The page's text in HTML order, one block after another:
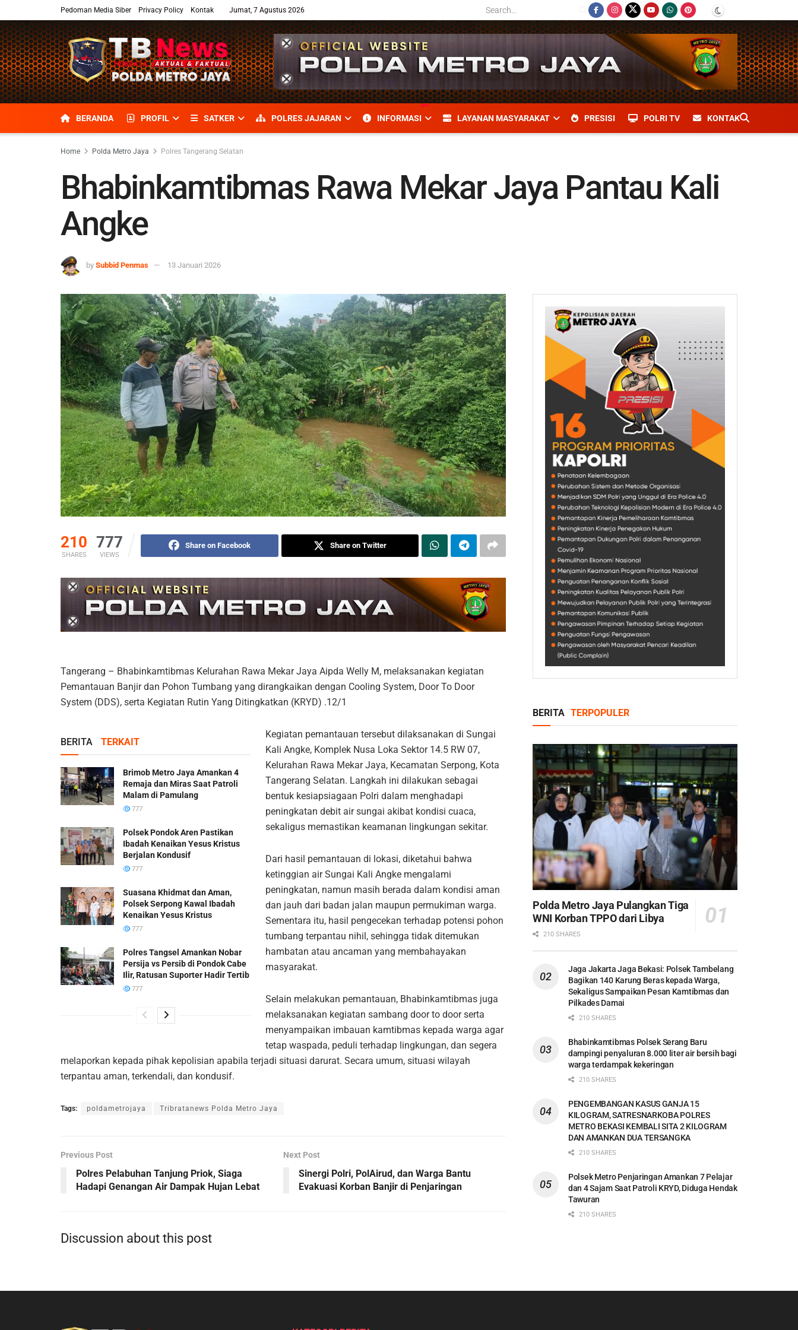
Pedoman Media Siber Privacy Policy Kontak Jumat, 7 Agustus 2026
BERANDA PROFIL SATKER POLRES JAJARAN INFORMASI LAYANAN MASYARAKAT PRESISI POLRI TV KONTAK
Home Polda Metro Jaya Polres Tangerang Selatan
Bhabinkamtibmas Rawa Mekar Jaya Pantau Kali
Angke
by Subbid Penmas 13 Januari 2026
210
SHARES
777
VIEWS
Share on Facebook Share on Twitter
Tangerang – Bhabinkamtibmas Kelurahan Rawa Mekar Jaya Aipda Welly M, melaksanakan kegiatan
Pemantauan Banjir dan Pohon Tumbang yang dirangkaikan dengan Cooling System, Door To Door
System (DDS), serta Kegiatan Rutin Yang Ditingkatkan (KRYD) .12/1
BERITA TERKAIT
Brimob Metro Jaya Amankan 4
Remaja dan Miras Saat Patroli
Malam di Pamulang
777
Polsek Pondok Aren Pastikan
Ibadah Kenaikan Yesus Kristus
Berjalan Kondusif
777
Suasana Khidmat dan Aman,
Polsek Serpong Kawal Ibadah
Kenaikan Yesus Kristus
777
Polres Tangsel Amankan Nobar
Persija vs Persib di Pondok Cabe
Ilir, Ratusan Suporter Hadir Tertib
777
Kegiatan pemantauan tersebut dilaksanakan di Sungai
Kali Angke, Komplek Nusa Loka Sektor 14.5 RW 07,
Kelurahan Rawa Mekar Jaya, Kecamatan Serpong, Kota
Tangerang Selatan. Langkah ini dilakukan sebagai
bentuk kesiapsiagaan Polri dalam menghadapi
peningkatan debit air sungai akibat kondisi cuaca,
sekaligus memastikan keamanan lingkungan sekitar.
Dari hasil pemantauan di lokasi, diketahui bahwa
ketinggian air Sungai Kali Angke mengalami
peningkatan, namun masih berada dalam kondisi aman
dan jauh dari badan jalan maupun permukiman warga.
Sementara itu, hasil pengecekan terhadap potensi pohon
tumbang terpantau nihil, sehingga tidak ditemukan
hambatan atau ancaman yang membahayakan
masyarakat.
Selain melakukan pemantauan, Bhabinkamtibmas juga
melaksanakan kegiatan sambang door to door serta
menyampaikan imbauan kamtibmas kepada warga agar
tetap waspada, peduli terhadap lingkungan, dan segera
melaporkan kepada pihak kepolisian apabila terjadi situasi darurat. Secara umum, situasi wilayah
terpantau aman, terkendali, dan kondusif.
Tags: poldametrojaya Tribratanews Polda Metro Jaya
Previous Post
Polres Pelabuhan Tanjung Priok, Siaga
Hadapi Genangan Air Dampak Hujan Lebat
Next Post
Sinergi Polri, PolAirud, dan Warga Bantu
Evakuasi Korban Banjir di Penjaringan
Discussion about this post
BERITA TERPOPULER
Polda Metro Jaya Pulangkan Tiga
WNI Korban TPPO dari Libya
210 SHARES
Jaga Jakarta Jaga Bekasi: Polsek Tambelang
Bagikan 140 Karung Beras kepada Warga,
Sekaligus Sampaikan Pesan Kamtibmas dan
Pilkades Damai
210 SHARES
Bhabinkamtibmas Polsek Serang Baru
dampingi penyaluran 8.000 liter air bersih bagi
warga terdampak kekeringan
210 SHARES
PENGEMBANGAN KASUS GANJA 15
KILOGRAM, SATRESNARKOBA POLRES
METRO BEKASI KEMBALI SITA 2 KILOGRAM
DAN AMANKAN DUA TERSANGKA
210 SHARES
Polsek Metro Penjaringan Amankan 7 Pelajar
dan 4 Sajam Saat Patroli KRYD, Diduga Hendak
Tawuran
210 SHARES